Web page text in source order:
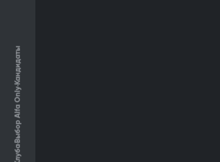
Клуба
Выбор Alfa Only
Кандидаты